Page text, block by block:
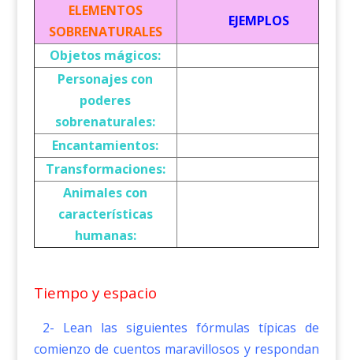
ELEMENTOS
SOBRENATURALES
EJEMPLOS
Objetos mágicos:
Personajes con
poderes
sobrenaturales:
Encantamientos:
Transformaciones:
Animales con
características
humanas:
Tiempo y espacio
2- Lean las siguientes fórmulas típicas de
comienzo de cuentos maravillosos y respondan